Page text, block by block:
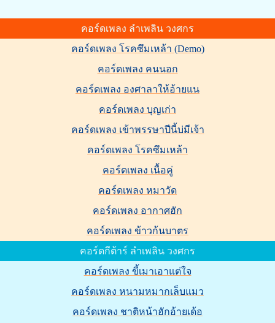
คอร์ดเพลง ลำเพลิน วงศกร
คอร์ดเพลง โรคซึมเหล้า (Demo)
คอร์ดเพลง คนนอก
คอร์ดเพลง องศาลาให้อ้ายแน
คอร์ดเพลง บุญเก่า
คอร์ดเพลง เข้าพรรษาปีนี้บ่มีเจ้า
คอร์ดเพลง โรคซึมเหล้า
คอร์ดเพลง เนื้อคู่
คอร์ดเพลง หมาวัด
คอร์ดเพลง อากาศฮัก
คอร์ดเพลง ข้าวก้นบาตร
คอร์ดกีต้าร์ ลำเพลิน วงศกร
คอร์ดเพลง ขี้เมาเอาแต่ใจ
คอร์ดเพลง หนามหมากเล็บแมว
คอร์ดเพลง ชาติหน้าฮักอ้ายเด้อ